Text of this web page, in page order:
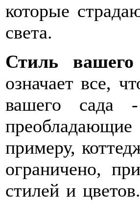
которые
света.
Стиль вашего
означает все,
вашего сада
примеру,
ограничено,
стилей и